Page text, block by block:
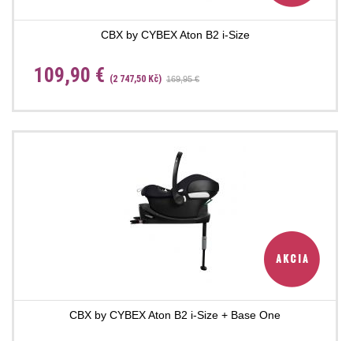
CBX by CYBEX Aton B2 i-Size
109,90 € (2 747,50 Kč) 169,95 €
CBX by CYBEX Aton B2 i-Size + Base One